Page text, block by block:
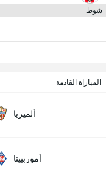
شوط
المباراة القادمة
ألميريا
أموربييتا